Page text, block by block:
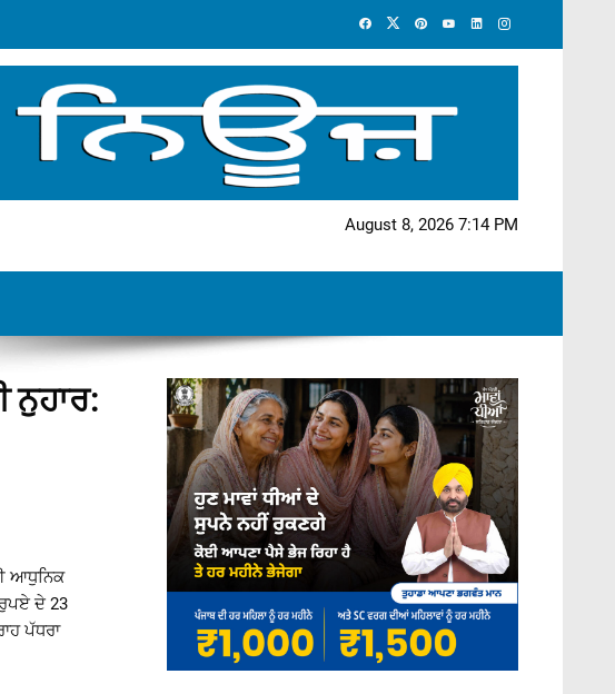
August 8, 2026 7:14 PM
ਨੁਹਾਰ:
ਆਧੁਨਿਕ
ਦੇ 23
ਪੱਧਰਾ